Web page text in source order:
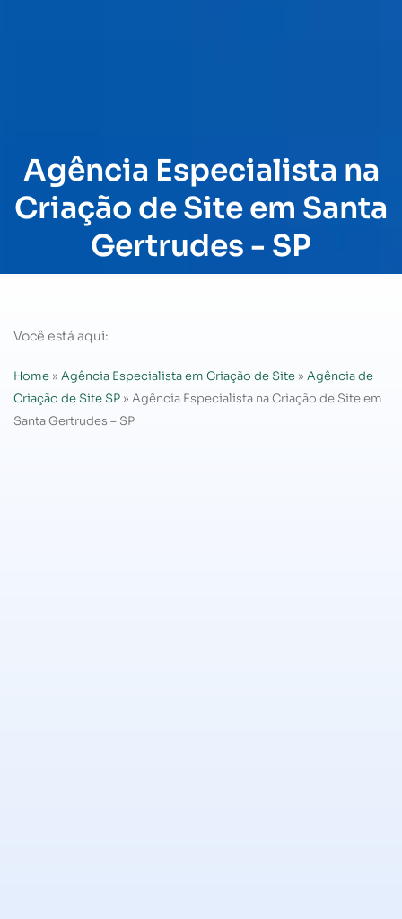
Agência Especialista na
Criação de Site em Santa
Gertrudes - SP
Você está aqui:
Home » Agência Especialista em Criação de Site » Agência de
Criação de Site SP » Agência Especialista na Criação de Site em
Santa Gertrudes – SP